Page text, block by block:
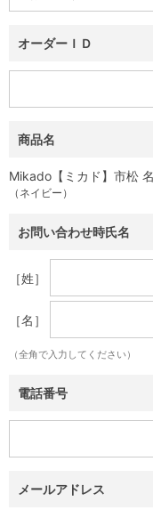
オーダーＩＤ
商品名
Mikado【ミカド】市松
（ネイビー）
お問い合わせ時氏名
［姓］
［名］
（全角で入力してください）
電話番号
メールアドレス